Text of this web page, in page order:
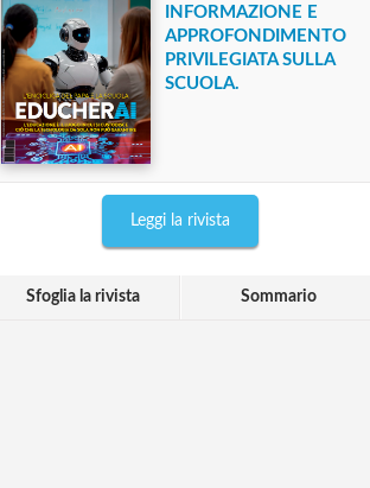
INFORMAZIONE E
APPROFONDIMENTO
PRIVILEGIATA SULLA
SCUOLA.
Leggi la rivista
Sfoglia la rivista Sommario